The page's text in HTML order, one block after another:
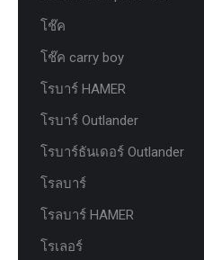
โช๊ค
โช๊ค carry boy
โรบาร์ HAMER
โรบาร์ Outlander
โรบาร์ธันเดอร์ Outlander
โรลบาร์
โรลบาร์ HAMER
โรเลอร์